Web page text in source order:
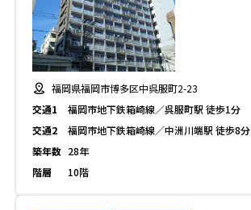
福岡県福岡市博多区中呉服町2-23
交通1
福岡市地下鉄箱崎線／呉服町駅 徒歩1分
交通2
福岡市地下鉄箱崎線／中洲川端駅 徒歩8分
築年数 28年
階層
10階